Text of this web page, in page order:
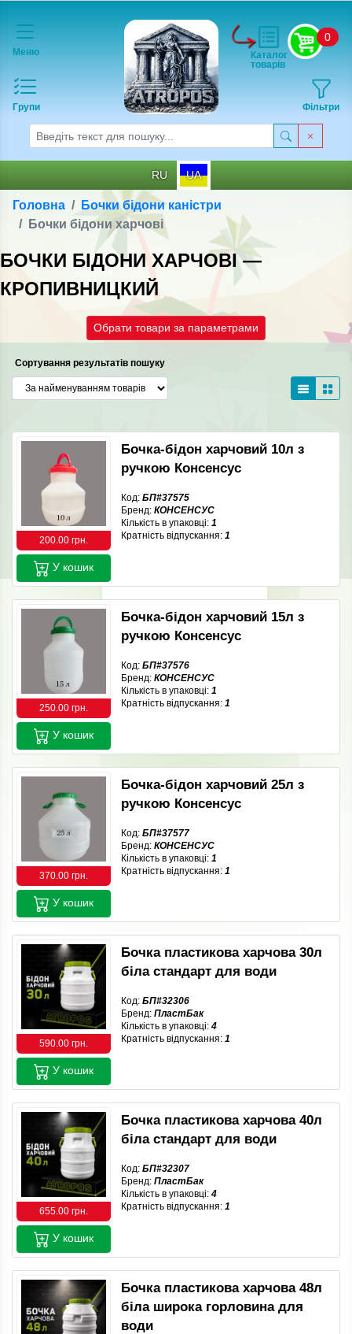
Меню
Групи
0
Фільтри
Каталог
товарів
RU UA
Головна
Бочки бідони каністри
Бочки бідони харчові
БОЧКИ БІДОНИ ХАРЧОВІ —
КРОПИВНИЦКИЙ
Обрати товари за параметрами
Сортування результатів пошуку
200.00 грн.
Бочка-бідон харчовий 10л з
ручкою Консенсус
Код: БП#37575
Бренд: КОНСЕНСУС
Кількість в упаковці: 1
Кратність відпускання: 1
У кошик
250.00 грн.
Бочка-бідон харчовий 15л з
ручкою Консенсус
Код: БП#37576
Бренд: КОНСЕНСУС
Кількість в упаковці: 1
Кратність відпускання: 1
У кошик
370.00 грн.
Бочка-бідон харчовий 25л з
ручкою Консенсус
Код: БП#37577
Бренд: КОНСЕНСУС
Кількість в упаковці: 1
Кратність відпускання: 1
У кошик
590.00 грн.
Бочка пластикова харчова 30л
біла стандарт для води
Код: БП#32306
Бренд: ПластБак
Кількість в упаковці: 4
Кратність відпускання: 1
У кошик
655.00 грн.
Бочка пластикова харчова 40л
біла стандарт для води
Код: БП#32307
Бренд: ПластБак
Кількість в упаковці: 4
Кратність відпускання: 1
У кошик
Бочка пластикова харчова 48л
біла широка горловина для
води